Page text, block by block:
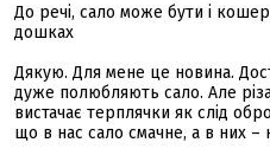
До речі, сало може бути і
дошках
Дякую. Для мене це новина.
дуже полюбляють сало. Але
вистачає терплячки як слід
що в нас сало смачне, а в них –